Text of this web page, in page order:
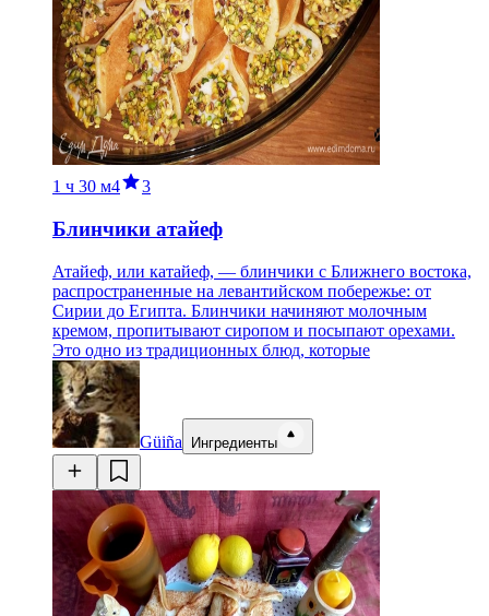
1 ч 30 м4 3
Блинчики атайеф
Атайеф, или катайеф, — блинчики с Ближнего востока,
распространенные на левантийском побережье: от
Сирии до Египта. Блинчики начиняют молочным
кремом, пропитывают сиропом и посыпают орехами.
Это одно из традиционных блюд, которые
Güiña Ингредиенты